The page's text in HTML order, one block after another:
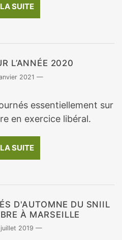
SUITE
L’ANNÉE 2020
2021
essentiellement sur
en exercice libéral.
SUITE
D'AUTOMNE DU SNIIL
À MARSEILLE
juillet 2019